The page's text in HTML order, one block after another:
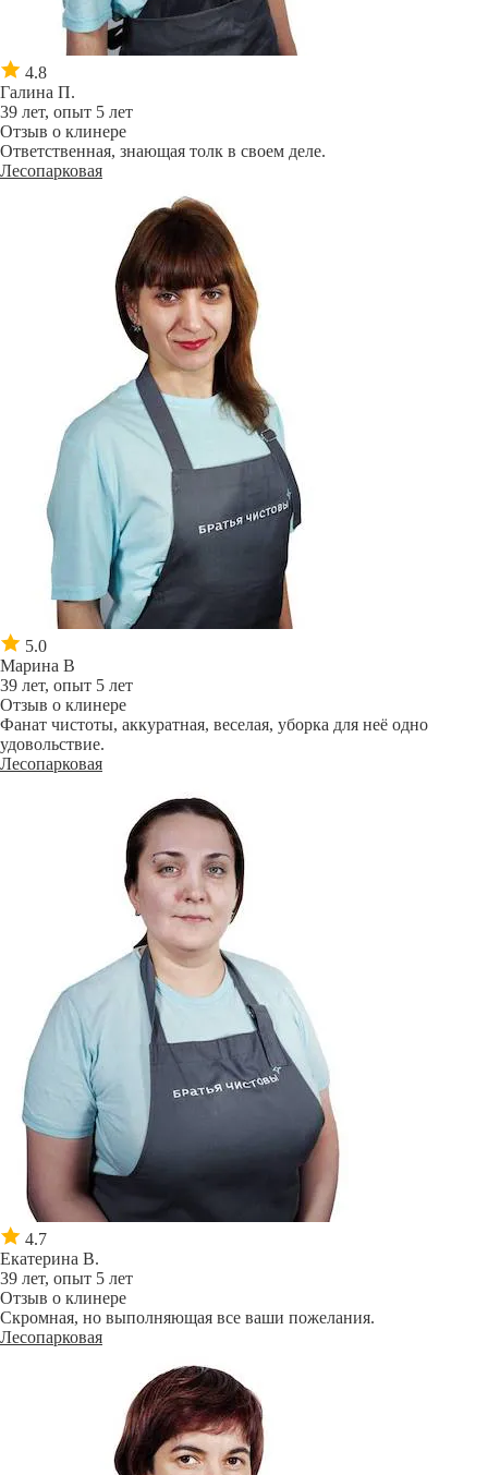
4.8
Галина П.
39 лет, опыт 5 лет
Отзыв о клинере
Ответственная, знающая толк в своем деле.
Лесопарковая
5.0
Марина В
39 лет, опыт 5 лет
Отзыв о клинере
Фанат чистоты, аккуратная, веселая, уборка для неё одно
удовольствие.
Лесопарковая
4.7
Екатерина В.
39 лет, опыт 5 лет
Отзыв о клинере
Скромная, но выполняющая все ваши пожелания.
Лесопарковая